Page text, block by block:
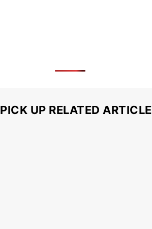
PICK UP RELATED ARTICLE